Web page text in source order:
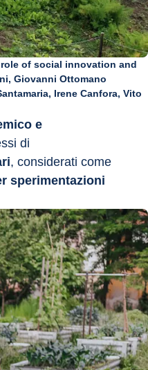
of social innovation and
Giovanni Ottomano
Irene Canfora, Vito
e
di
, considerati come
sperimentazioni